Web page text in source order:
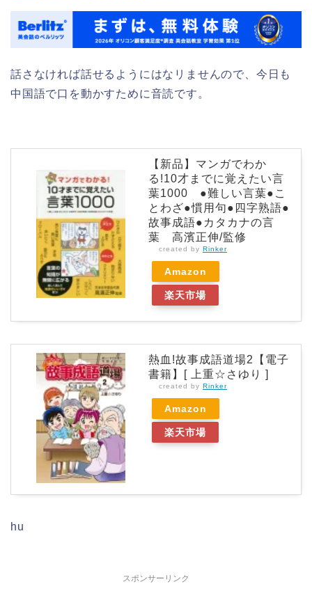
話さなければ話せるようにはなリませんので、今日も
中国語で口を動かすために音読です。
【新品】マンガでわか
る!10才までに覚えたい言
葉1000 ●難しい言葉●こ
とわざ●慣用句●四字熟語●
故事成語●カタカナの言
葉 高濱正伸/監修
created by Rinker
Amazon
楽天市場
熱血!故事成語道場2【電子
書籍】[ 上重☆さゆり ]
created by Rinker
Amazon
楽天市場
hu
スポンサーリンク